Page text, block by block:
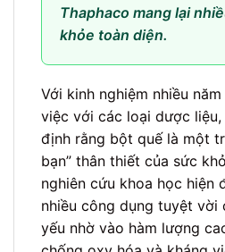
Thaphaco mang lại
khỏe toàn diện.
Với kinh nghiệm nhiều
việc với các loại dược
định rằng bột quế là một
bạn” thân thiết của sức
nghiên cứu khoa học hiện
nhiều công dụng tuyệt vời
yếu nhờ vào hàm lượng